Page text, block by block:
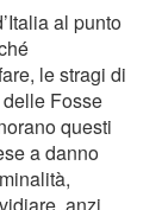
al punto
le stragi di
delle Fosse
questi
a danno